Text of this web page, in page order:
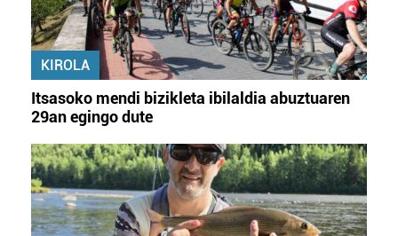
KIROLA
Itsasoko mendi bizikleta ibilaldia abuztuaren
29an egingo dute